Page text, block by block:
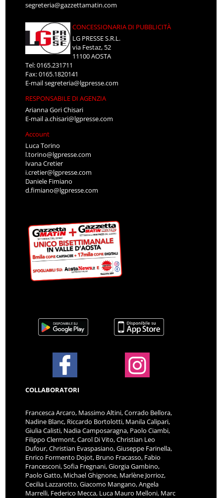
segreteria@gazzettamatin.com
CONCESSIONARIA DI PUBBLICITÀ
LG PRESSE S.R.L.
via Festaz, 52
11100 AOSTA
Tel: 0165.231711
Fax: 0165.1820141
E-mailsegreteria@lgpresse.com
RESPONSABILE DI AGENZIA
Arianna Gori Chisari
E-maila.chisari@lgpresse.com
Account
Luca Torino
l.torino@lgpresse.com
Ivana Cretier
i.cretier@lgpresse.com
Daniele Fimiano
d.fimiano@lgpresse.com
COLLABORATORI
Francesca Arcaro, Massimo Altini, Corrado Bellora,
Nadine Blanc, Riccardo Bortolotti, Manila Calipari,
Giulia Calisti, Nadia Camposaragna, Paolo Ciambi,
Filippo Clermont, Carol Di Vito, Christian Leo
Dufour, Christian Evaspasiano, Giuseppe Farinella,
Enrico Formento Dojot, Bruno Fracasso, Fabio
Francesconi, Sofia Fregnani, Giorgia Gambino,
Paolo Gatto, Michael Ghignone, Marlène Jorrioz,
Cecilia Lazzarotto, Giacomo Mangano, Angela
Marrelli, Federico Mecca, Luca Mauro Melloni, Marc